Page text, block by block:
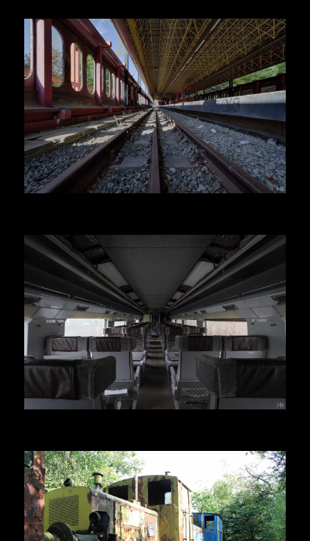
Herr Kolonel
Voir la suite
Herr Kolonel
Voir la suite